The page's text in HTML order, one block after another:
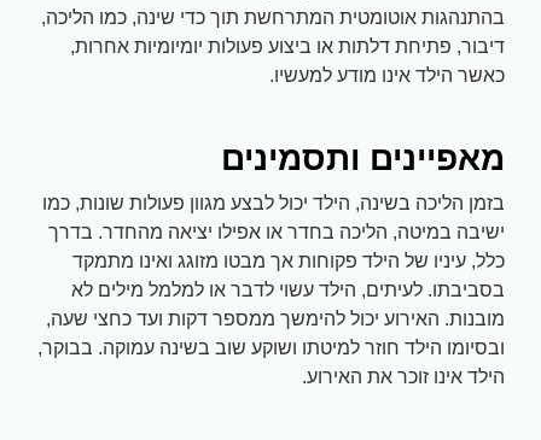
בהתנהגות אוטומטית המתרחשת תוך כדי שינה, כמו הליכה,
דיבור, פתיחת דלתות או ביצוע פעולות יומיומיות אחרות,
כאשר הילד אינו מודע למעשיו.
מאפיינים ותסמינים
בזמן הליכה בשינה, הילד יכול לבצע מגוון פעולות שונות, כמו
ישיבה במיטה, הליכה בחדר או אפילו יציאה מהחדר. בדרך
כלל, עיניו של הילד פקוחות אך מבטו מזוגג ואינו מתמקד
בסביבתו. לעיתים, הילד עשוי לדבר או למלמל מילים לא
מובנות. האירוע יכול להימשך ממספר דקות ועד כחצי שעה,
ובסיומו הילד חוזר למיטתו ושוקע שוב בשינה עמוקה. בבוקר,
הילד אינו זוכר את האירוע.